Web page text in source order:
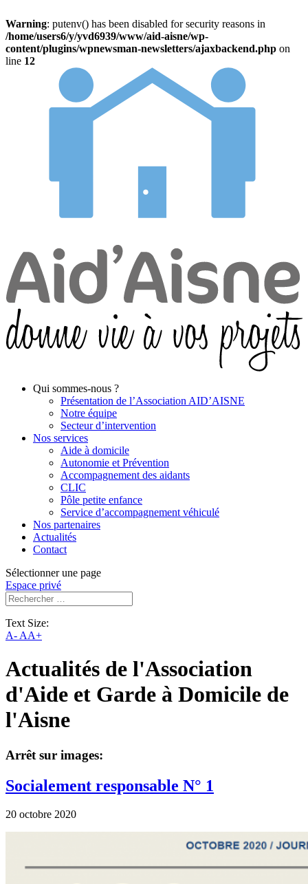
Warning: putenv() has been disabled for security reasons in
/home/users6/y/yvd6939/www/aid-aisne/wp-
content/plugins/wpnewsman-newsletters/ajaxbackend.php on
line 12
Qui sommes-nous ?
Présentation de l’Association AID’AISNE
Notre équipe
Secteur d’intervention
Nos services
Aide à domicile
Autonomie et Prévention
Accompagnement des aidants
CLIC
Pôle petite enfance
Service d’accompagnement véhiculé
Nos partenaires
Actualités
Contact
Sélectionner une page
Espace privé
Text Size:
A- AA+
Actualités de l'Association
d'Aide et Garde à Domicile de
l'Aisne
Arrêt sur images:
Socialement responsable N° 1
20 octobre 2020